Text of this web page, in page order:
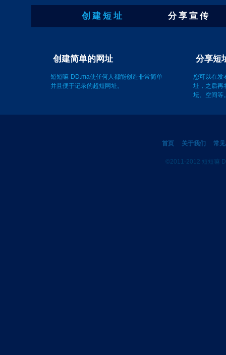
创 建 短 址 分 享 宣 传
创建简单的网址
您可以在发
首页 关于我们 常